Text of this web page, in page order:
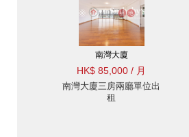
南灣大廈
HK$ 85,000 / 月
南灣大廈三房兩廳單位出
租